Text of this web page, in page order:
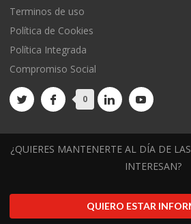
Terminos de uso
Política de Cookies
Política Integrada
Compromiso Social
0
¿QUIERES MANTENERTE AL DÍA DE
INTERESAN?
QUIERO ESTAR